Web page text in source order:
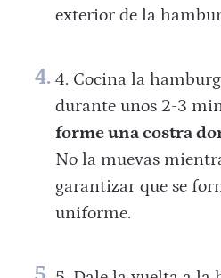
exterior de la
Cocina la
durante unos 2-3
forme una costra
No la muevas
garantizar que se
uniforme.